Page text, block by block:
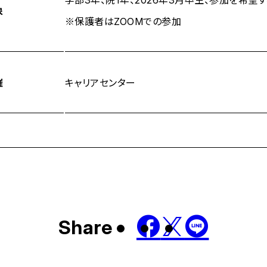
※保護者はZOOMでの参加
キャリアセンター
Share